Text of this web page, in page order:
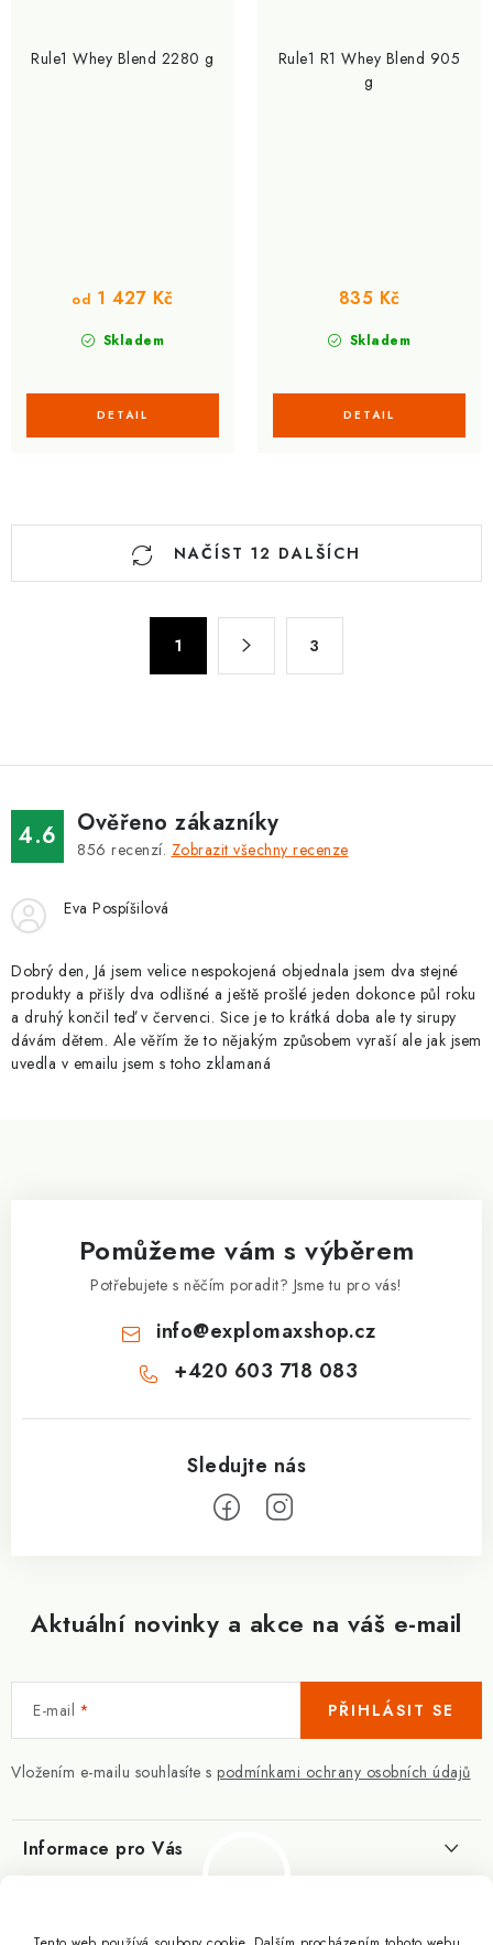
Rule1 Whey Blend 2280 g
Skladem
od 1 427 Kč
Rule1 R1 Whey Blend 905
g
Skladem
835 Kč
p
v
v
ý
p
i
s
u
NAČÍST 12 DALŠÍCH
k
v
á
n
1 3
4.6 Ověřeno zákazníky
856 recenzí. Zobrazit všechny recenze
Eva Pospíšilová
Dobrý den, Já jsem velice nespokojená objednala jsem dva stejné
produkty a přišly dva odlišné a ještě prošlé jeden dokonce půl roku
a druhý končil teď v červenci. Sice je to krátká doba ale ty sirupy
dávám dětem. Ale věřím že to nějakým způsobem vyraší ale jak jsem
uvedla v emailu jsem s toho zklamaná
Aktuální novinky a akce na váš e-mail
E-mail
Vložením e-mailu souhlasíte s podmínkami ochrany osobních údajů
PŘIHLÁSIT SE
Pomůžeme vám s výběrem
Potřebujete s něčím poradit? Jsme tu pro vás!
info@explomaxshop.cz
+420 603 718 083
Informace pro Vás
Slovník pojmů